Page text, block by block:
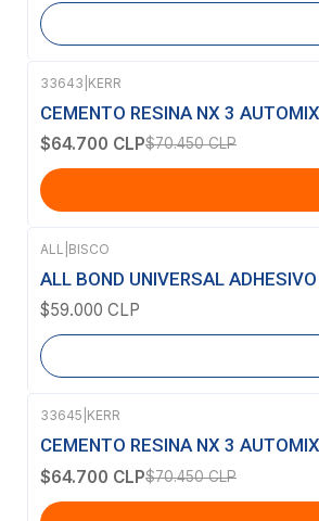
-8%OFF
33643 KERR
CEMENTO RESINA NX 3
$64.700 CLP$70.450 CLP
Agotado
ALL BISCO
ALL BOND UNIVERSAL
$59.000 CLP
-8%OFF
33645 KERR
CEMENTO RESINA NX 3
$64.700 CLP$70.450 CLP